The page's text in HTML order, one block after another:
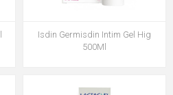
Isdin Germisdin Intim Gel Hig
500Ml